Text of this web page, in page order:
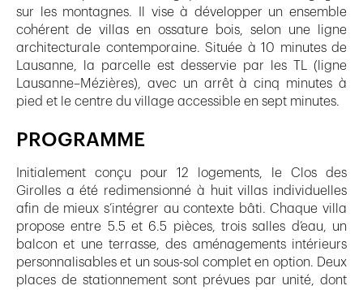
sur les montagnes. Il vise à développer un ensemble
cohérent de villas en ossature bois, selon une ligne
architecturale contemporaine. Située à 10 minutes de
Lausanne, la parcelle est desservie par les TL (ligne
Lausanne–Mézières), avec un arrêt à cinq minutes à
pied et le centre du village accessible en sept minutes.
PROGRAMME
Initialement conçu pour 12 logements, le Clos des
Girolles a été redimensionné à huit villas individuelles
afin de mieux s’intégrer au contexte bâti. Chaque villa
propose entre 5.5 et 6.5 pièces, trois salles d’eau, un
balcon et une terrasse, des aménagements intérieurs
personnalisables et un sous-sol complet en option. Deux
places de stationnement sont prévues par unité, dont